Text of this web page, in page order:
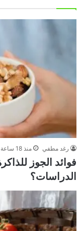
رغد مطفي منذ 18 ساعة
فوائد الجوز
الدراسات؟